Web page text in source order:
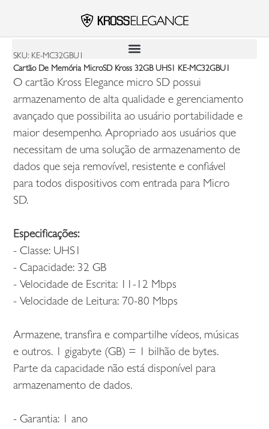
SKU: KE-MC32GBU1
Cartão De Memória MicroSD Kross 32GB UHS1 KE-MC32GBU1
O cartão Kross Elegance micro SD possui
armazenamento de alta qualidade e gerenciamento
avançado que possibilita ao usuário portabilidade e
maior desempenho. Apropriado aos usuários que
necessitam de uma solução de armazenamento de
dados que seja removível, resistente e confiável
para todos dispositivos com entrada para Micro
SD.
Especificações:
- Classe: UHS1
- Capacidade: 32 GB
- Velocidade de Escrita: 11-12 Mbps
- Velocidade de Leitura: 70-80 Mbps
Armazene, transfira e compartilhe vídeos, músicas
e outros. 1 gigabyte (GB) = 1 bilhão de bytes.
Parte da capacidade não está disponível para
armazenamento de dados.
- Garantia: 1 ano